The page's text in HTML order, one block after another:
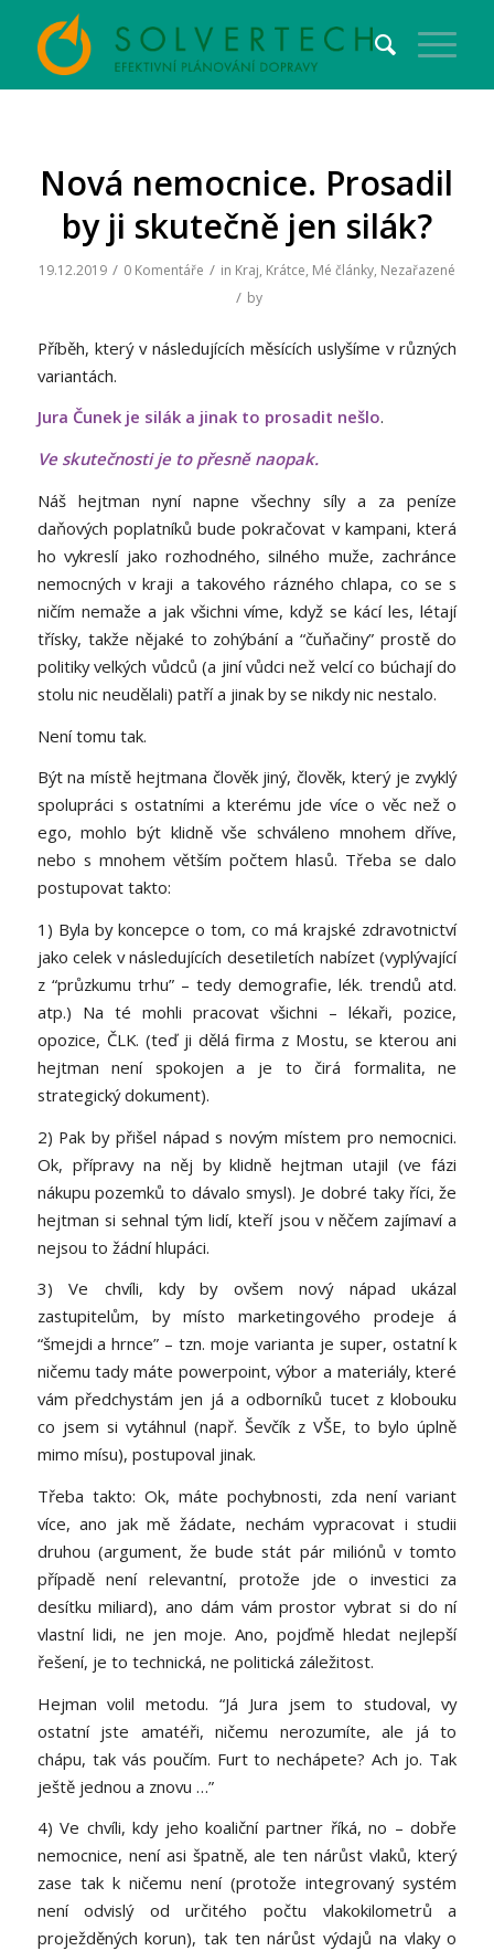
Nová nemocnice. Prosadil
by ji skutečně jen silák?
19.12.2019 / 0 Komentáře / in Kraj, Krátce, Mé články, Nezařazené
/ by
Příběh, který v následujících měsících uslyšíme v různých
variantách.
Jura Čunek je silák a jinak to prosadit nešlo.
Ve skutečnosti je to přesně naopak.
Náš hejtman nyní napne všechny síly a za peníze
daňových poplatníků bude pokračovat v kampani, která
ho vykreslí jako rozhodného, silného muže, zachránce
nemocných v kraji a takového rázného chlapa, co se s
ničím nemaže a jak všichni víme, když se kácí les, létají
třísky, takže nějaké to zohýbání a “čuňačiny” prostě do
politiky velkých vůdců (a jiní vůdci než velcí co búchají do
stolu nic neudělali) patří a jinak by se nikdy nic nestalo.
Není tomu tak.
Být na místě hejtmana člověk jiný, člověk, který je zvyklý
spolupráci s ostatními a kterému jde více o věc než o
ego, mohlo být klidně vše schváleno mnohem dříve,
nebo s mnohem větším počtem hlasů. Třeba se dalo
postupovat takto:
1) Byla by koncepce o tom, co má krajské zdravotnictví
jako celek v následujících desetiletích nabízet (vyplývající
z “průzkumu trhu” – tedy demografie, lék. trendů atd.
atp.) Na té mohli pracovat všichni – lékaři, pozice,
opozice, ČLK. (teď ji dělá firma z Mostu, se kterou ani
hejtman není spokojen a je to čirá formalita, ne
strategický dokument).
2) Pak by přišel nápad s novým místem pro nemocnici.
Ok, přípravy na něj by klidně hejtman utajil (ve fázi
nákupu pozemků to dávalo smysl). Je dobré taky říci, že
hejtman si sehnal tým lidí, kteří jsou v něčem zajímaví a
nejsou to žádní hlupáci.
3) Ve chvíli, kdy by ovšem nový nápad ukázal
zastupitelům, by místo marketingového prodeje á
“šmejdi a hrnce” – tzn. moje varianta je super, ostatní k
ničemu tady máte powerpoint, výbor a materiály, které
vám předchystám jen já a odborníků tucet z klobouku
co jsem si vytáhnul (např. Ševčík z VŠE, to bylo úplně
mimo mísu), postupoval jinak.
Třeba takto: Ok, máte pochybnosti, zda není variant
více, ano jak mě žádate, nechám vypracovat i studii
druhou (argument, že bude stát pár miliónů v tomto
případě není relevantní, protože jde o investici za
desítku miliard), ano dám vám prostor vybrat si do ní
vlastní lidi, ne jen moje. Ano, pojďmě hledat nejlepší
řešení, je to technická, ne politická záležitost.
Hejman volil metodu. “Já Jura jsem to studoval, vy
ostatní jste amatéři, ničemu nerozumíte, ale já to
chápu, tak vás poučím. Furt to nechápete? Ach jo. Tak
ještě jednou a znovu …”
4) Ve chvíli, kdy jeho koaliční partner říká, no – dobře
nemocnice, není asi špatně, ale ten nárůst vlaků, který
zase tak k ničemu není (protože integrovaný systém
není odvislý od určitého počtu vlakokilometrů a
proježděných korun), tak ten nárůst výdajů na vlaky o